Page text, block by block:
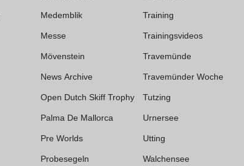
Medemblik
Messe
Mövenstein
News Archive
Open Dutch Skiff Trophy
Palma De Mallorca
Pre Worlds
Probesegeln
Training
Trainingsvideos
Travemünde
Travemünder Woche
Tutzing
Urnersee
Utting
Walchensee